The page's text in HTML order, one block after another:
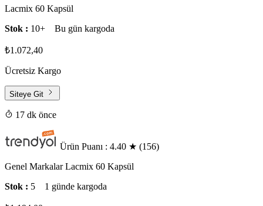
Lacmix 60 Kapsül
Stok : 10+ Bu gün kargoda
₺1.072,40
Ücretsiz Kargo
Siteye Git
17 dk önce
Ürün Puanı : 4.40 ★ (156)
Genel Markalar Lacmix 60 Kapsül
Stok : 5 1 günde kargoda